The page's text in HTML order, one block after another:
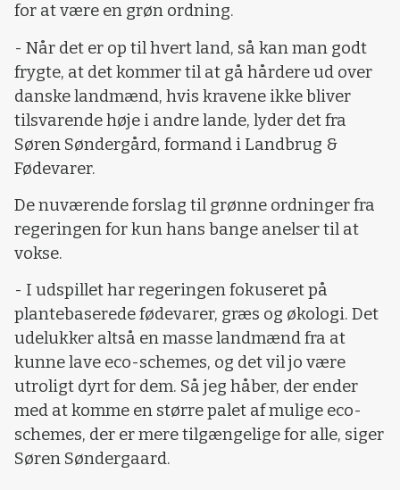
for at være en grøn ordning.
- Når det er op til hvert land, så kan man godt
frygte, at det kommer til at gå hårdere ud over
danske landmænd, hvis kravene ikke bliver
tilsvarende høje i andre lande, lyder det fra
Søren Søndergård, formand i Landbrug &
Fødevarer.
De nuværende forslag til grønne ordninger fra
regeringen for kun hans bange anelser til at
vokse.
- I udspillet har regeringen fokuseret på
plantebaserede fødevarer, græs og økologi. Det
udelukker altså en masse landmænd fra at
kunne lave eco-schemes, og det vil jo være
utroligt dyrt for dem. Så jeg håber, der ender
med at komme en større palet af mulige eco-
schemes, der er mere tilgængelige for alle, siger
Søren Søndergaard.